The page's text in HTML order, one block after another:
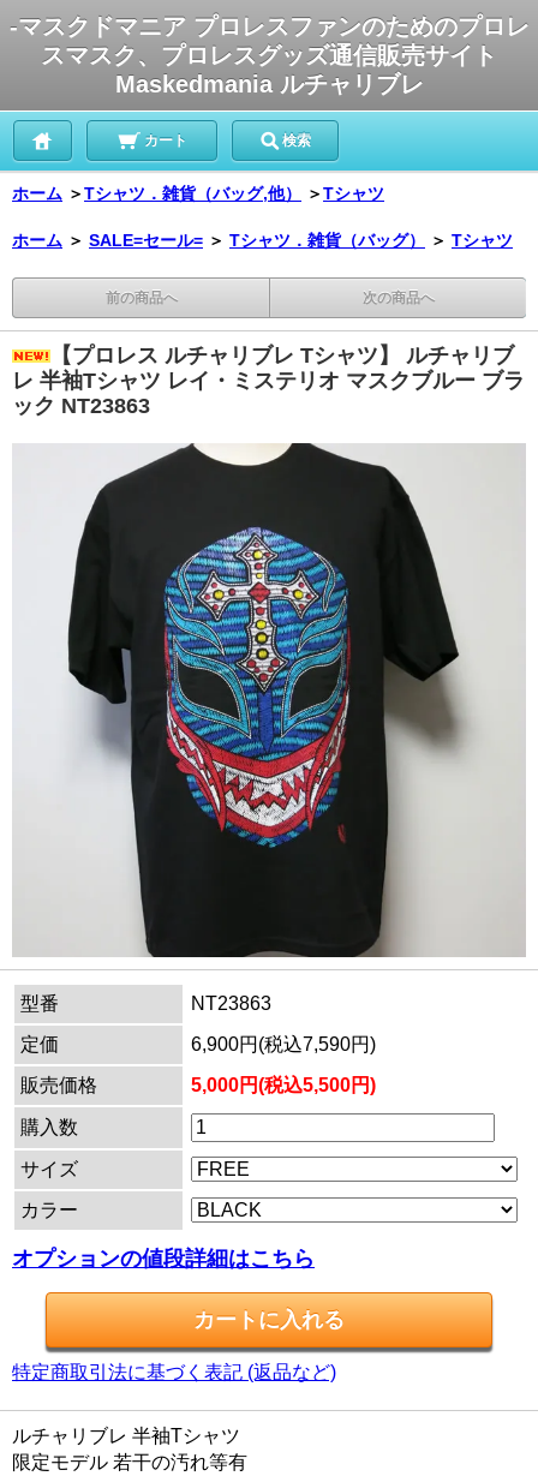
-マスクドマニア プロレスファンのためのプロレ
スマスク、プロレスグッズ通信販売サイト
Maskedmania ルチャリブレ
カート 検索
ホーム ＞Tシャツ．雑貨（バッグ,他） ＞Tシャツ
ホーム ＞ SALE=セール= ＞ Tシャツ．雑貨（バッグ） ＞ Tシャツ
前の商品へ 次の商品へ
【プロレス ルチャリブレ Tシャツ】 ルチャリブ
レ 半袖Tシャツ レイ・ミステリオ マスクブルー ブラ
ック NT23863
型番
NT23863
定価
6,900円(税込7,590円)
販売価格
5,000円(税込5,500円)
購入数
サイズ
カラー
オプションの値段詳細はこちら
特定商取引法に基づく表記 (返品など)
ルチャリブレ 半袖Tシャツ
限定モデル 若干の汚れ等有